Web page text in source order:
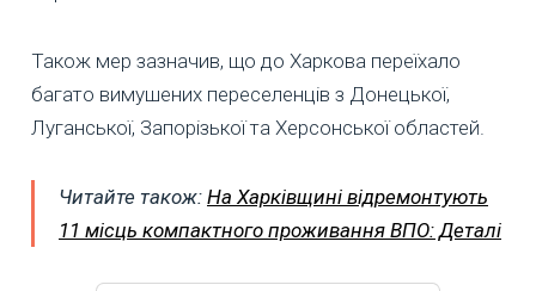
Також мер зазначив, що до Харкова переїхало
багато вимушених переселенців з Донецької,
Луганської, Запорізької та Херсонської областей.
Читайте також: На Харківщині відремонтують
11 місць компактного проживання ВПО: Деталі